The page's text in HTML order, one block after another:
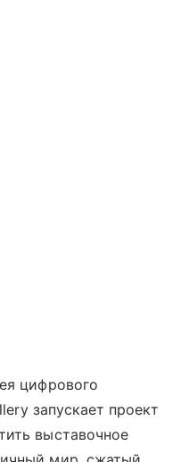
цифрового
запускает проект
выставочное